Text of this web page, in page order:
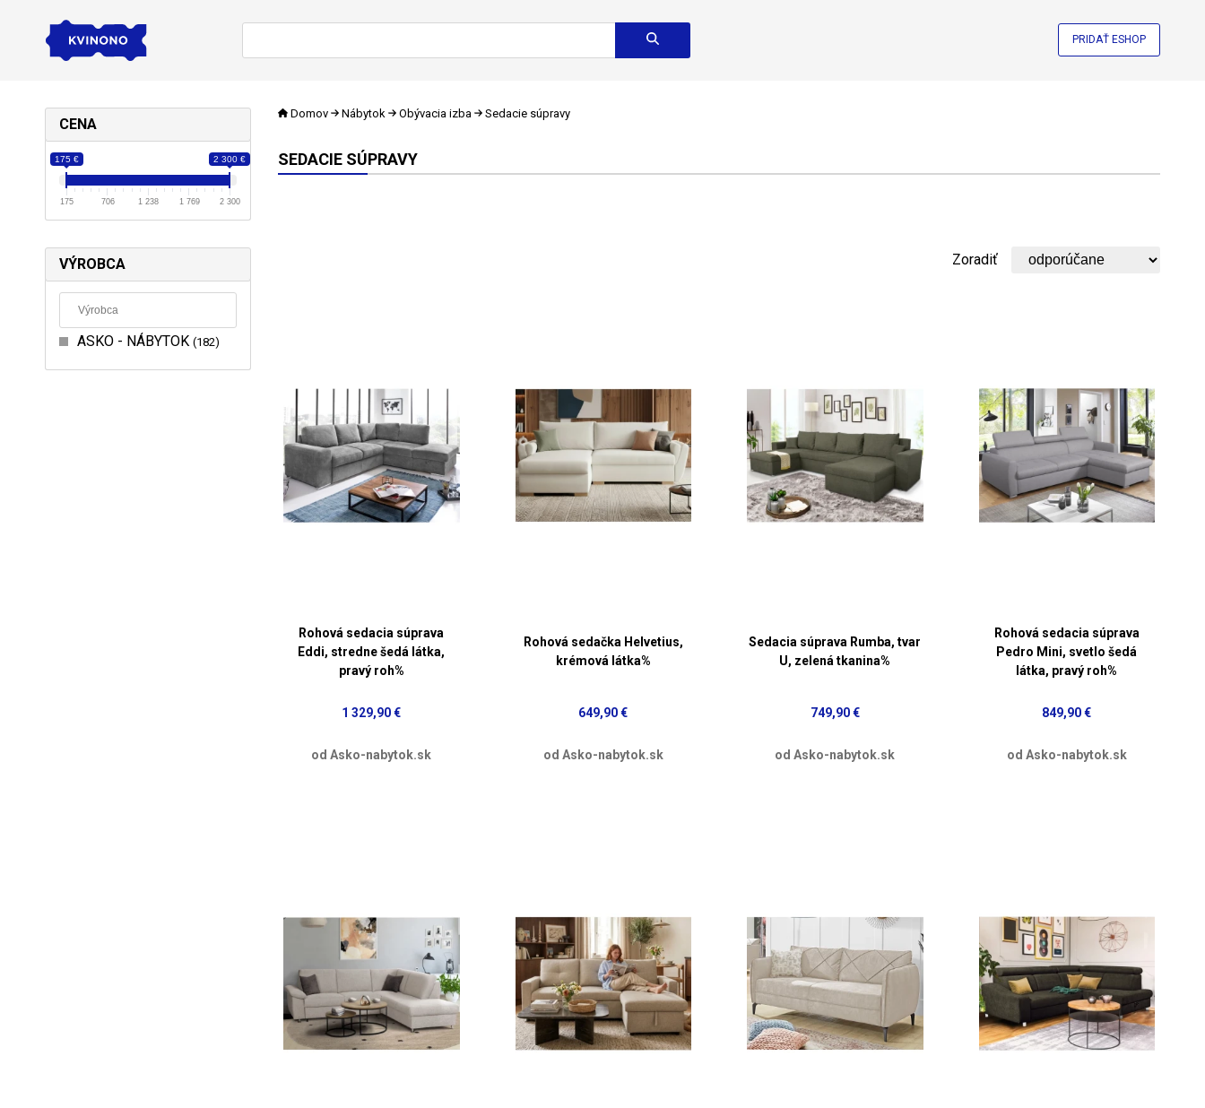
PRIDAŤ ESHOP
CENA
175 € 2 300 €
175 706 1 238 1 769 2 300
VÝROBCA
ASKO - NÁBYTOK 182
Domov Nábytok Obývacia izba Sedacie súpravy
SEDACIE SÚPRAVY
Zoradiť
Rohová sedacia súprava
Eddi, stredne šedá látka,
pravý roh%
1 329,90 €
od Asko-nabytok.sk
Rohová sedačka Helvetius,
krémová látka%
649,90 €
od Asko-nabytok.sk
Sedacia súprava Rumba, tvar
U, zelená tkanina%
749,90 €
od Asko-nabytok.sk
Rohová sedacia súprava
Pedro Mini, svetlo šedá
látka, pravý roh%
849,90 €
od Asko-nabytok.sk